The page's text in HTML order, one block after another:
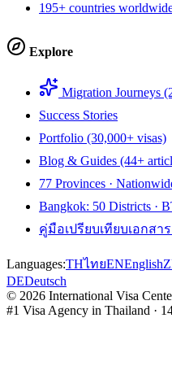
195+ countries
Explore
Migration Journeys
Success Stories
Portfolio (30,000+ visas)
Blog & Guides (44+
77 Provinces ·
Bangkok: 50 Districts ·
คู่มือเปรียบเทียบเอกสา
Languages:THไทยENEnglish
DEDeutsch
© 2026 International Visa
#1 Visa Agency in Thailand ·